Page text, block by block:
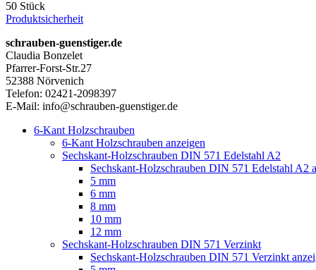
50 Stück
Produktsicherheit
schrauben-guenstiger.de
Claudia Bonzelet
Pfarrer-Forst-Str.27
52388 Nörvenich
Telefon: 02421-2098397
E-Mail: info@schrauben-guenstiger.de
6-Kant Holzschrauben
6-Kant Holzschrauben anzeigen
Sechskant-Holzschrauben DIN 571 Edelstahl A2
Sechskant-Holzschrauben DIN 571 Edelstahl A2
5 mm
6 mm
8 mm
10 mm
12 mm
Sechskant-Holzschrauben DIN 571 Verzinkt
Sechskant-Holzschrauben DIN 571 Verzinkt